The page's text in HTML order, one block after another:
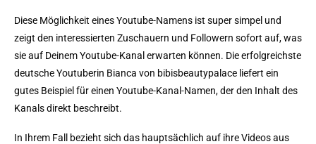
Diese Möglichkeit eines Youtube-Namens ist super simpel und
zeigt den interessierten Zuschauern und Followern sofort auf, was
sie auf Deinem Youtube-Kanal erwarten können. Die erfolgreichste
deutsche Youtuberin Bianca von bibisbeautypalace liefert ein
gutes Beispiel für einen Youtube-Kanal-Namen, der den Inhalt des
Kanals direkt beschreibt.
In Ihrem Fall bezieht sich das hauptsächlich auf ihre Videos aus